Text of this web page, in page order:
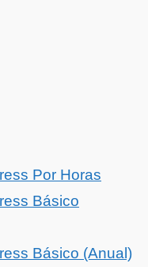
Por Horas
Básico
Básico (Anual)